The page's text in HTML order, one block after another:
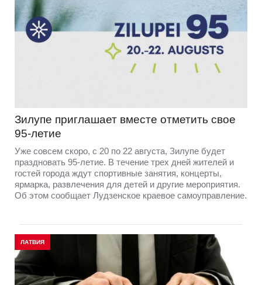
Зилупе приглашает вместе отметить свое
95-летие
Уже совсем скоро, с 20 по 22 августа, Зилупе будет
праздновать 95-летие. В течение трех дней жителей и
гостей города ждут спортивные занятия, концерты,
ярмарка, развлечения для детей и другие мероприятия.
Об этом сообщает Лудзенское краевое самоуправление.
ЛАТВИЯ